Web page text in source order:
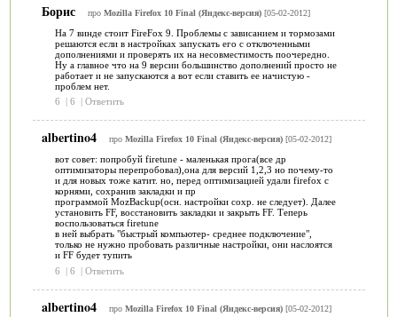
Борис про Mozilla Firefox 10 Final (Яндекс-версия)[05-02-2012]
На 7 винде стоит FireFox 9. Проблемы с зависанием и тормозами
решаются если в настройках запускать его с отключенными
дополнениями и проверять их на несовместимость поочередно.
Ну а главное что на 9 версии большинство дополнений просто не
работает и не запускаются а вот если ставить ее начистую -
проблем нет.
6
| 6 | Ответить
albertino4 про Mozilla Firefox 10 Final (Яндекс-версия)[05-02-2012]
вот совет: попробуй firetune - маленькая прога(все др
оптимизаторы перепробовал),она для версий 1,2,3 но почему-то
и для новых тоже катит. но, перед оптимизацией удали firefox с
корнями, сохранив закладки и пр
программой MozBackup(осн. настройки сохр. не следует). Далее
установить FF, восстановить закладки и закрыть FF. Теперь
воспользоваться firetune
в ней выбрать "быстрый компьютер- среднее подключение",
только не нужно пробовать различные настройки, они наслоятся
и FF будет тупить
6
| 6 | Ответить
albertino4 про Mozilla Firefox 10 Final (Яндекс-версия)[05-02-2012]